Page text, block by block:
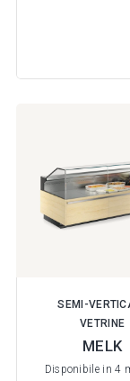
SEMI-
VETRINE
MELK
Disponibile in 4